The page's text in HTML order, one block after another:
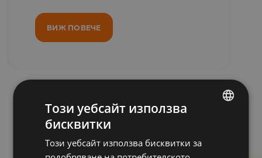
ВИЖ ПОВЕЧЕ
Свързани новини
ENGLISH
Този уебсайт използва
бисквитки
Този уебсайт използва бисквитки за